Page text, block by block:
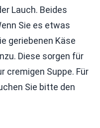
Lauch. Beides
Sie es etwas
geriebenen Käse
Diese sorgen für
cremigen Suppe. Für
Sie bitte den